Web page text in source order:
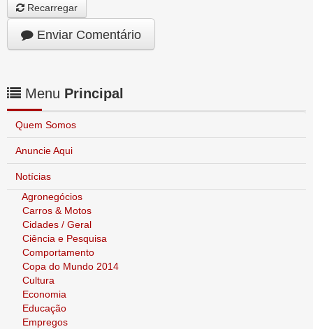
Recarregar
Enviar Comentário
Menu Principal
Quem Somos
Anuncie Aqui
Notícias
Agronegócios
Carros & Motos
Cidades / Geral
Ciência e Pesquisa
Comportamento
Copa do Mundo 2014
Cultura
Economia
Educação
Empregos